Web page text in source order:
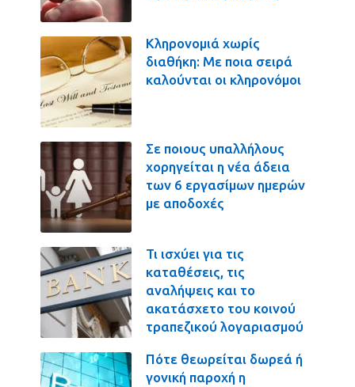
Κληρονομιά χωρίς
διαθήκη: Με ποια σειρά
καλούνται οι κληρονόμοι
Σε ποιους υπαλλήλους
χορηγείται η νέα άδεια
των 6 εργασίμων ημερών
με αποδοχές
Τι ισχύει για τις
καταθέσεις, τις
αναλήψεις και το
ακατάσχετο του κοινού
τραπεζικού λογαριασμού
Πότε θεωρείται δωρεά ή
γονική παροχή η